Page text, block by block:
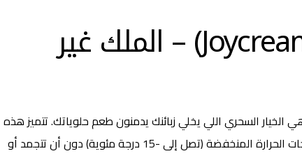
أولاً: صوصات جويكريم (Joycream) – الملك غير
السحري اللي يخلي زبائنك يدمنون طعم حلوياتك. تتميز هذه
الصوصات بقوامها الكريمي الرائع وثباتها المذهل حتى في درجات الحرارة المنخفضة (تصل إلى -15 درجة مئوية) دون أن تتجمد أو